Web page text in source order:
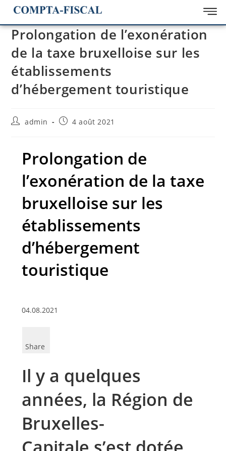
Prolongation de l’exonération
de la taxe bruxelloise sur les
établissements
d’hébergement touristique
admin 4 août 2021
Prolongation de
l’exonération de la taxe
bruxelloise sur les
établissements
d’hébergement
touristique
04.08.2021
Share
Il y a quelques
années, la Région de
Bruxelles-